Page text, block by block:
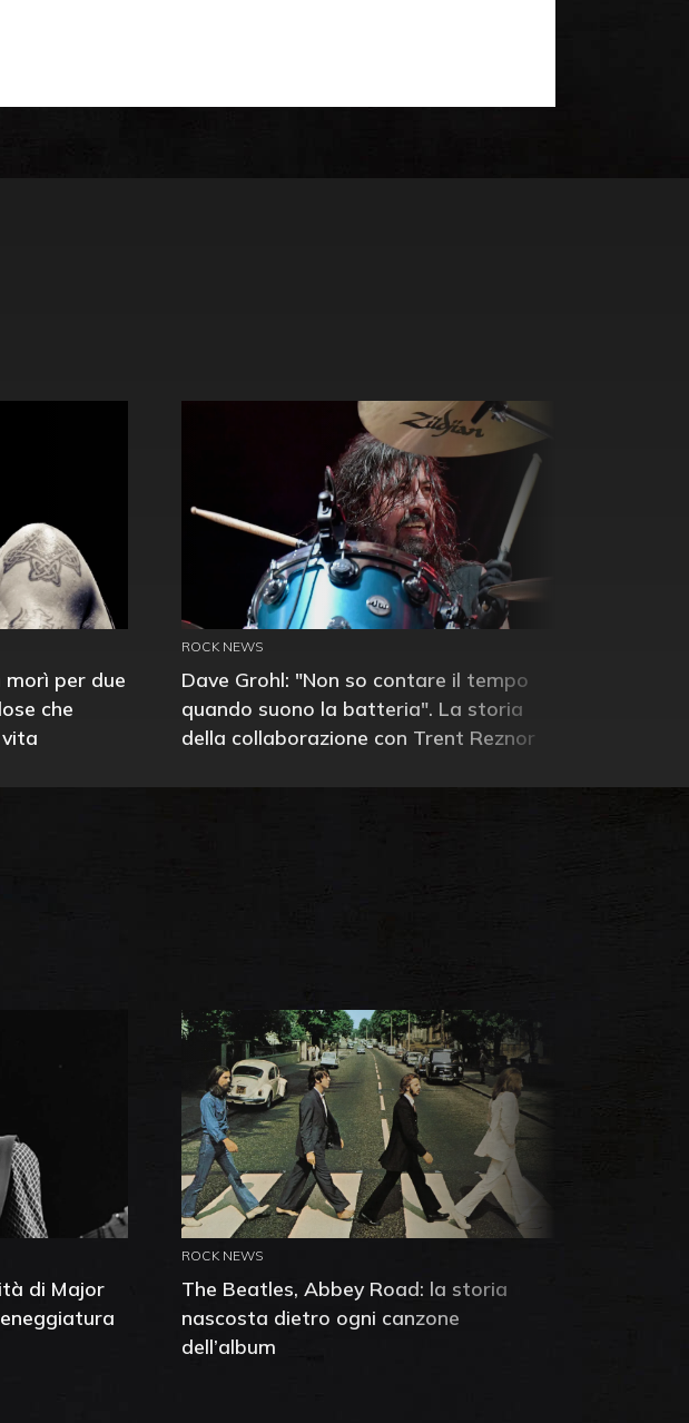
morì per due
che
ROCK NEWS
Dave Grohl: "Non so contare il tempo
quando suono la batteria". La storia
della collaborazione con Trent Reznor
di Major
ROCK NEWS
The Beatles, Abbey Road: la storia
nascosta dietro ogni canzone
dell’album